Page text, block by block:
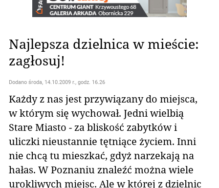
Najlepsza dzielnica w mieście:
zagłosuj!
Dodano środa, 14.10.2009 r., godz. 16.26
Każdy z nas jest przywiązany do miejsca,
w którym się wychował. Jedni wielbią
Stare Miasto - za bliskość zabytków i
uliczki nieustannie tętniące życiem. Inni
nie chcą tu mieszkać, gdyż narzekają na
hałas. W Poznaniu znaleźć można wiele
urokliwych miejsc. Ale w której z dzielnic